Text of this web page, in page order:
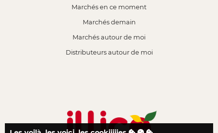
Marchés en ce moment
Marchés demain
Marchés autour de moi
Distributeurs autour de moi